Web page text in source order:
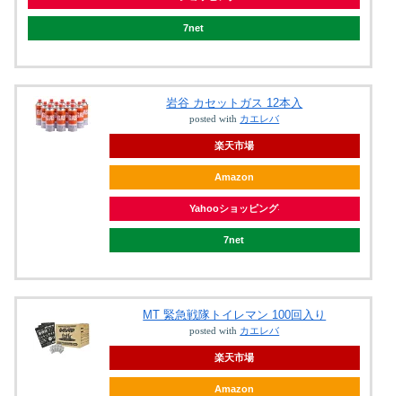
7net
岩谷 カセットガス 12本入
posted with カエレバ
楽天市場
Amazon
Yahooショッピング
7net
MT 緊急戦隊トイレマン 100回入り
posted with カエレバ
楽天市場
Amazon